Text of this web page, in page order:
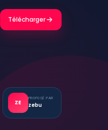
Télécharger
ZE
PROPOSÉ PAR
zebu